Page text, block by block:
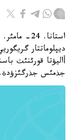
استانا.
ديپلوماتتار
أاليؤتا قورئنئث
جذمئس جذرگئزؤدة.